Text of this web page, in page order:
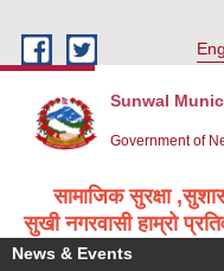
Sunwal
Government of
सामाजिक सुरक्षा
सुखी नगरवासी हाम्रो
News & Events